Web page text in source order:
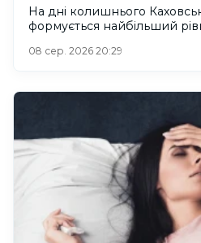
На дні колишнього
формується найбільший
08 сер. 2026 20:29